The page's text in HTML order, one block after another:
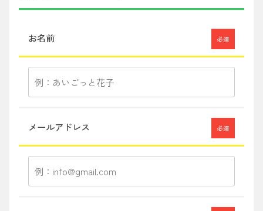
お名前 必須
メールアドレス 必須